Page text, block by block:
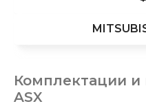
Комплектации и
ASX